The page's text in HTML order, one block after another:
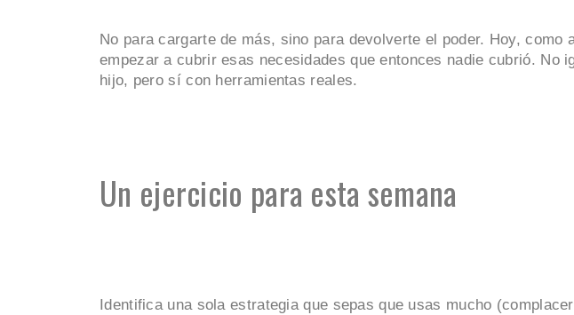
No para cargarte de más, sino para devolverte el poder. Hoy, como
empezar a cubrir esas necesidades que entonces nadie cubrió. No
hijo, pero sí con herramientas reales.
Un ejercicio para esta semana
Identifica una sola estrategia que sepas que usas mucho